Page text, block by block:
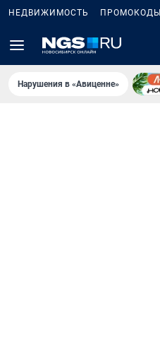
НЕДВИЖИМОСТЬ ПРОМОКОДЫ
Нарушения в «Авиценне»